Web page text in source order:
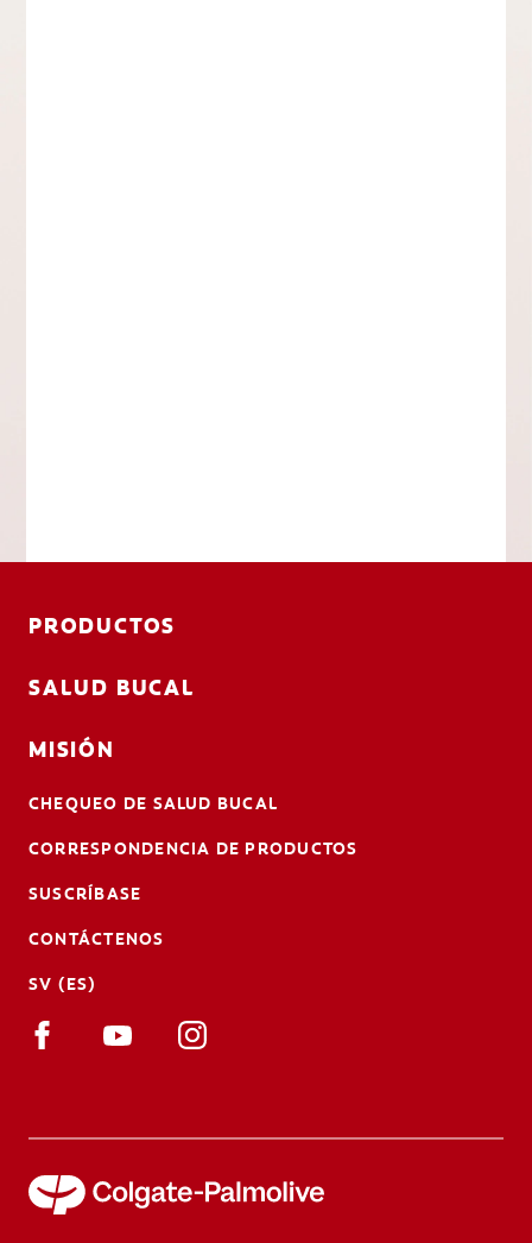
PRODUCTOS
SALUD BUCAL
MISIÓN
CHEQUEO DE SALUD BUCAL
CORRESPONDENCIA DE PRODUCTOS
SUSCRÍBASE
CONTÁCTENOS
SV (ES)